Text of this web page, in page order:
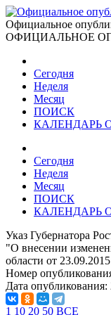
Официальное
ОФИЦИАЛЬНОЕ
Сегодня
Неделя
Месяц
ПОИСК
КАЛЕНДАРЬ
Сегодня
Неделя
Месяц
ПОИСК
КАЛЕНДАРЬ
Указ Губернатора
"О внесении
области от
Номер
Дата опубликования:
1 10 20 50 ВСЕ